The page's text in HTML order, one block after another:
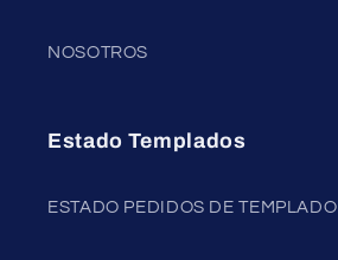
NOSOTROS
Estado Templados
ESTADO PEDIDOS DE TEMPLADO